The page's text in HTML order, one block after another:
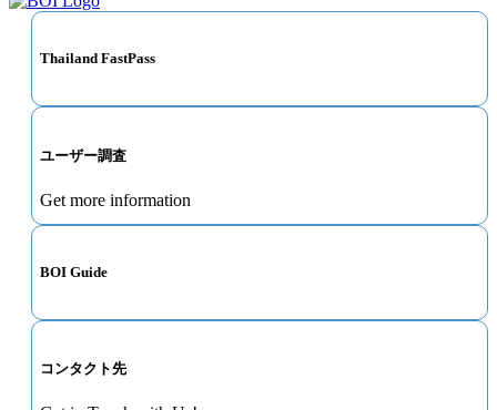
Thailand FastPass
ユーザー調査
Get more information
BOI Guide
コンタクト先